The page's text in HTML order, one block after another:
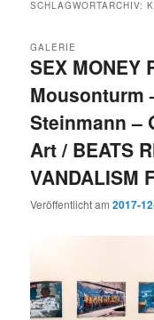
SCHLAGWORTARCHIV:
SEX MONEY
Mousonturm
Steinmann –
Art / BEATS
VANDALISM
GALERIE
Veröffentlicht am2017-